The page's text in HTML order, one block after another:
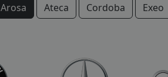
Arosa Ateca Cordoba
Exeo